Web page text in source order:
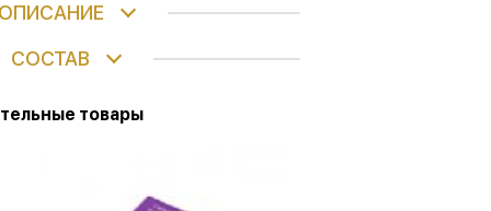
ОПИСАНИЕ
СОСТАВ
товары